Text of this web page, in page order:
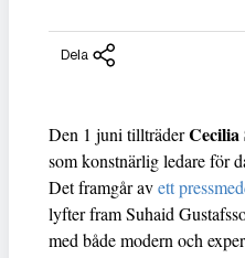
Dela
Den 1 juni tillträderCecilia
som konstnärlig ledare för
Det framgår avett
lyfter fram Suhaid
med både modern och